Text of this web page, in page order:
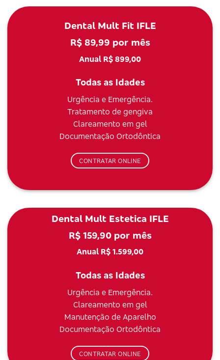
Dental Mult Fit IFLE
R$ 89,99 por mês
Anual R$ 899,00
Todas as Idades
Urgência e Emergência.
Tratamento de gengiva
Clareamento em gel
Documentação Ortodôntica
CONTRATAR ONLINE
Dental Mult Estetica IFLE
R$ 159,90 por mês
Anual R$ 1.599,00
Todas as Idades
Urgência e Emergência.
Clareamento em gel
Manutenção de Aparelho
Documentação Ortodôntica
CONTRATAR ONLINE